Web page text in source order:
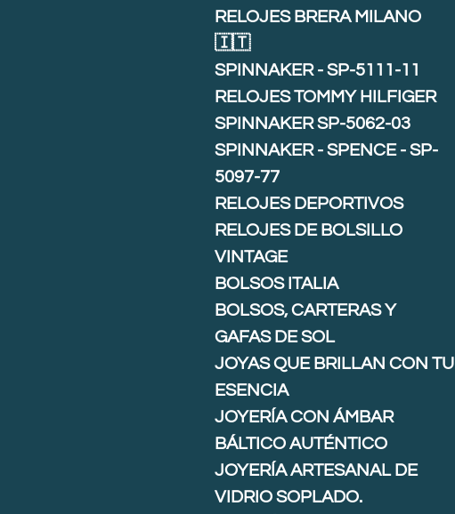
RELOJES BRERA MILANO
🇮🇹
SPINNAKER - SP-5111-11
RELOJES TOMMY HILFIGER
SPINNAKER SP-5062-03
SPINNAKER - SPENCE - SP-
5097-77
RELOJES DEPORTIVOS
RELOJES DE BOLSILLO
VINTAGE
BOLSOS ITALIA
BOLSOS, CARTERAS Y
GAFAS DE SOL
JOYAS QUE BRILLAN CON TU
ESENCIA
JOYERÍA CON ÁMBAR
BÁLTICO AUTÉNTICO
JOYERÍA ARTESANAL DE
VIDRIO SOPLADO.